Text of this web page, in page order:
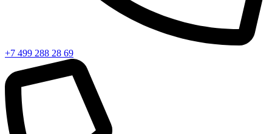
+7 499 288 28 69